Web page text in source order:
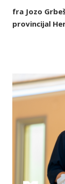
fra Jozo
provincijal